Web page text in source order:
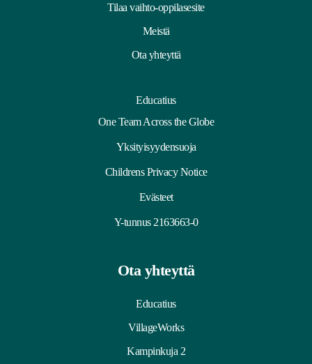
Tilaa vaihto-oppilasesite
Meistä
Ota yhteyttä
Educatius
One Team Across the Globe
Yksityisyydensuoja
Childrens Privacy Notice
Evästeet
Y-tunnus 2163663-0
Ota yhteyttä
Educatius
VillageWorks
Kampinkuja 2